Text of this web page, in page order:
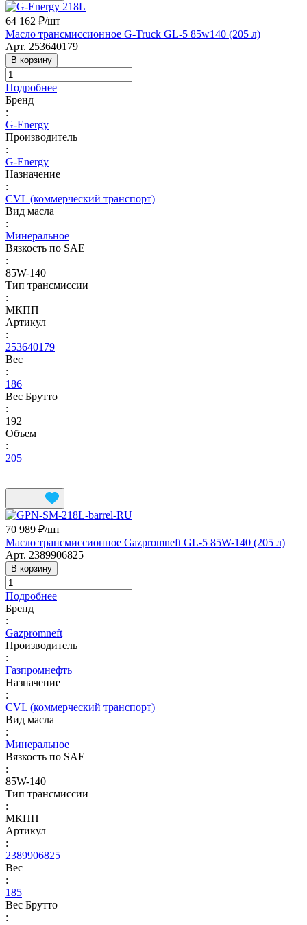
64 162 ₽/шт
Масло трансмиссионное G-Truck GL-5 85w140 (205 л)
Арт. 253640179
В корзину
Подробнее
Бренд
:
G-Energy
Производитель
:
G-Energy
Назначение
:
CVL (коммерческий транспорт)
Вид масла
:
Минеральное
Вязкость по SAE
:
85W-140
Тип трансмиссии
:
МКПП
Артикул
:
253640179
Вес
:
186
Вес Брутто
:
192
Объем
:
205
70 989 ₽/шт
Масло трансмиссионное Gazpromneft GL-5 85W-140 (205 л)
Арт. 2389906825
В корзину
Подробнее
Бренд
:
Gazpromneft
Производитель
:
Газпромнефть
Назначение
:
CVL (коммерческий транспорт)
Вид масла
:
Минеральное
Вязкость по SAE
:
85W-140
Тип трансмиссии
:
МКПП
Артикул
:
2389906825
Вес
:
185
Вес Брутто
: